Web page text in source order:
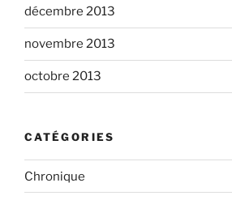
décembre 2013
novembre 2013
octobre 2013
CATÉGORIES
Chronique